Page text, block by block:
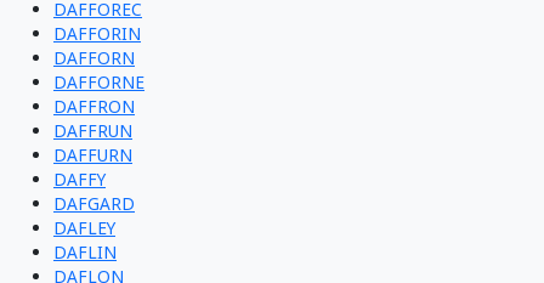
DAFFOREC
DAFFORIN
DAFFORN
DAFFORNE
DAFFRON
DAFFRUN
DAFFURN
DAFFY
DAFGARD
DAFLEY
DAFLIN
DAFLON